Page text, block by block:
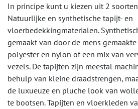
In principe kunt u kiezen uit 2
Natuurlijke en synthetische tapijt- en
vloerbedekkingmaterialen.
gemaakt van door de mens
polyester en nylon of een mix van
vezels. De tapijten zijn meestal
behulp van kleine draadstrengen,
de luxueuze en pluche look van
te bootsen. Tapijten en vloerkleden